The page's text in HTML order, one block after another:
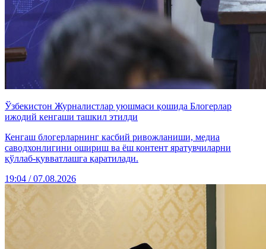
Ўзбекистон Журналистлар уюшмаси қошида Блогерлар
ижодий кенгаши ташкил этилди
Кенгаш блогерларнинг касбий ривожланиши, медиа
саводхонлигини ошириш ва ёш контент яратувчиларни
қўллаб-қувватлашга қаратилади.
19:04 / 07.08.2026